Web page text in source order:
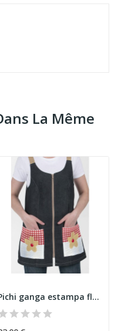
La Même
Pichi ganga estampa flores